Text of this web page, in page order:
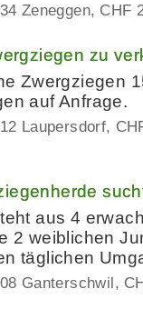
Zeneggen CHF
zu
Zwergziegen
auf Anfrage.
Laupersdorf
aus 4
2 weiblichen
täglichen
Ganterschwil